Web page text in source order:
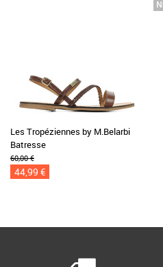
Les Tropéziennes by M.Belarbi
Batresse
60,00 €
44,99 €